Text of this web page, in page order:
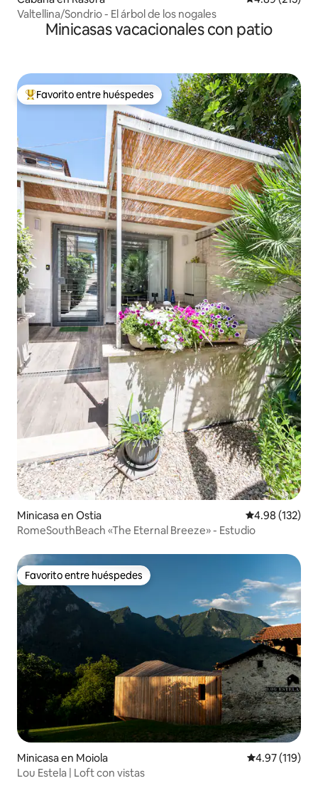
Valtellina/Sondrio - El árbol de los nogales
Minicasas vacacionales con patio
Favorito entre huéspedes preferido
Favorito entre huéspedes
Minicasa en Ostia Calificación
4.98 (132)
RomeSouthBeach «The Eternal Breeze» - Estudio
Favorito entre huéspedes
Favorito entre huéspedes
Minicasa en Moiola Calificación
4.97 (119)
Lou Estela | Loft con vistas